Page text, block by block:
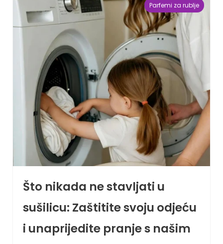
Parfemi za rublje
Što nikada ne stavljati u
sušilicu: Zaštitite svoju odjeću
i unaprijedite pranje s našim